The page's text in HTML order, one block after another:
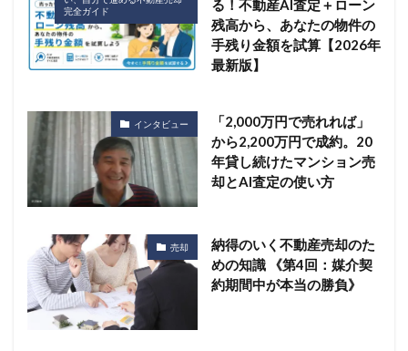
完全ガイド
る！不動産AI査定＋ローン
残高から、あなたの物件の
手残り金額を試算【2026年
最新版】
インタビュー
「2,000万円で売れれば」
から2,200万円で成約。20
年貸し続けたマンション売
却とAI査定の使い方
売却
納得のいく不動産売却のた
めの知識 《第4回：媒介契
約期間中が本当の勝負》